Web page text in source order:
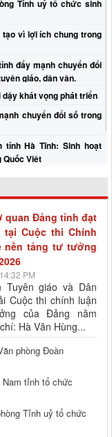
Tỉnh uỷ tổ chức sinh
tạo vì lợi ích chung trong
đẩy mạnh chuyển đổi
giáo, dân vận.
khát vọng phát triển
chuyển đổi số trong
Hà Tĩnh: Sinh hoạt
Quốc Việt
mừng 96 năm Ngày
quan Đảng tỉnh đạt
Cuộc thi Chính
nền tảng tư tưởng
PM
Tuyên giáo và Dân
Cuộc thi chính luận
của Đảng năm
Hà Văn Hùng...
phòng Đoàn
tỉnh tổ chức
Tỉnh uỷ tổ chức